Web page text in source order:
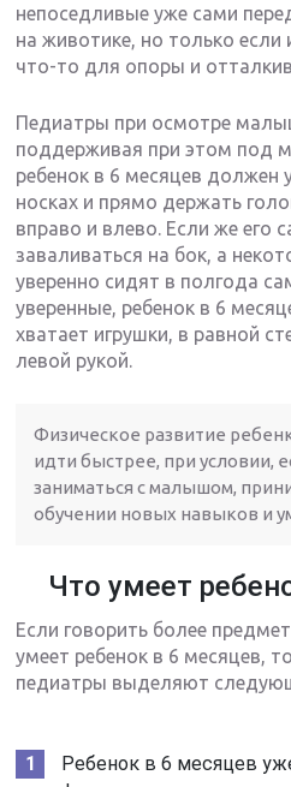
непоседливые уже сами
на животике, но только
что-то для опоры и
Педиатры при осмотре
поддерживая при этом под
ребенок в 6 месяцев должен
носках и прямо держать
вправо и влево. Если же
заваливаться на бок, а
уверенно сидят в полгода
уверенные, ребенок в 6
хватает игрушки, в равной
левой рукой.
Физическое развитие
идти быстрее, при условии,
заниматься с малышом,
обучении новых навыков и
Что умеет
Если говорить более
умеет ребенок в 6 месяцев,
педиатры выделяют
Ребенок в 6 месяцев